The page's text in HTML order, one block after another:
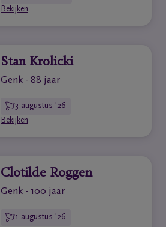
Bekijken
Stan Krolicki
Genk - 88 jaar
3 augustus '26
Bekijken
Clotilde Roggen
Genk - 100 jaar
1 augustus '26